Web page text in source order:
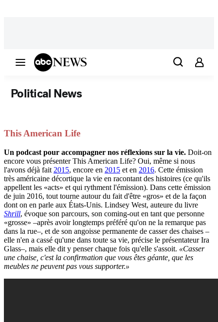
This American Life
Un podcast pour accompagner nos réflexions sur la vie. Doit-on
encore vous présenter This American Life? Oui, même si nous
l'avons déjà fait 2015, encore en 2015 et en 2016. Cette émission
très américaine décortique la vie en racontant des histoires (ce qu'ils
appellent les «acts» et qui rythment l'émission). Dans cette émission
de juin 2016, tout tourne autour du fait d'être «gros» et de la façon
dont on en parle aux États-Unis. Lindsey West, auteure du livre
Shrill, évoque son parcours, son coming-out en tant que personne
«grosse» –après avoir longtemps préféré qu'on ne la remarque pas
dans la rue–, et de son angoisse permanente de casser des chaises –
elle n'en a cassé qu'une dans toute sa vie, précise le présentateur Ira
Glass–, mais elle dit y penser chaque fois qu'elle s'assoit. «Casser
une chaise, c'est la confirmation que vous êtes géante, que les
meubles ne peuvent pas vous supporter.»